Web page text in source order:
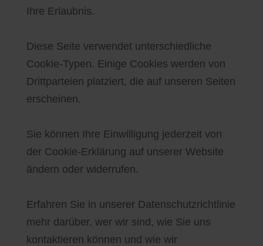
Ihre Erlaubnis.
Diese Seite verwendet unterschiedliche
Cookie-Typen. Einige Cookies werden von
Drittparteien platziert, die auf unseren Seiten
erscheinen.
Sie können Ihre Einwilligung jederzeit von
der Cookie-Erklärung auf unserer Website
ändern oder widerrufen.
Erfahren Sie in unserer Datenschutzrichtlinie
mehr darüber, wer wir sind, wie Sie uns
kontaktieren können und wie wir